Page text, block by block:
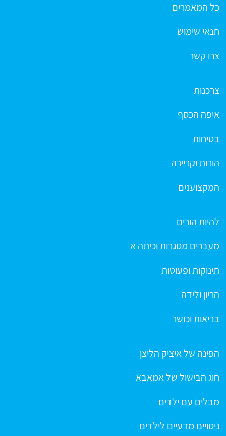
כל המאמרים
תנאי שימוש
צרו קשר
צרכנות
איפה הכסף
בטיחות
הורות וקריירה
המקצוענים
להיות הורים
מעברים מסגרות וכיתה א
תינוקות ופעוטות
הריון ולידה
בריאות וכושר
הפינה של איציק הליצן
חוג הבישול של אמאבא
מבלים עם ילדים
ניסויים מדעיים לילדים